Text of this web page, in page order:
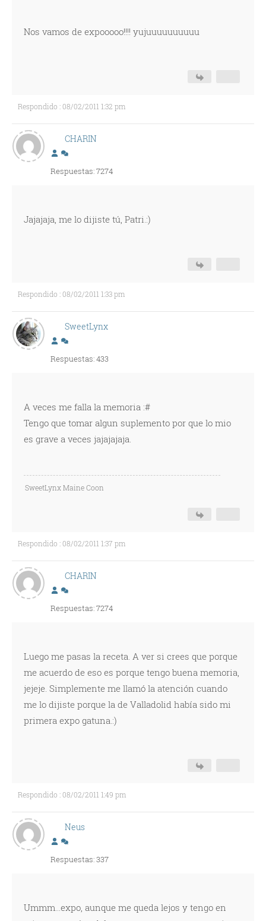
Nos vamos de expooooo!!!! yujuuuuuuuuuu
Respondido : 08/02/2011 1:32 pm
CHARIN
Respuestas: 7274
Jajajaja, me lo dijiste tú, Patri.:)
Respondido : 08/02/2011 1:33 pm
SweetLynx
Respuestas: 433
A veces me falla la memoria :#
Tengo que tomar algun suplemento por que lo mio
es grave a veces jajajajaja.
SweetLynx Maine Coon
Respondido : 08/02/2011 1:37 pm
CHARIN
Respuestas: 7274
Luego me pasas la receta. A ver si crees que porque
me acuerdo de eso es porque tengo buena memoria,
jejeje. Simplemente me llamó la atención cuando
me lo dijiste porque la de Valladolid había sido mi
primera expo gatuna.:)
Respondido : 08/02/2011 1:49 pm
Neus
Respuestas: 337
Ummm...expo, aunque me queda lejos y tengo en